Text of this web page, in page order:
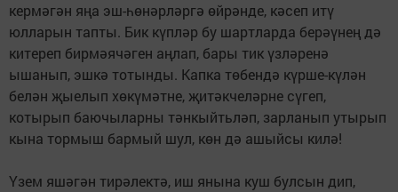
кермәгән яңа эш-һөнәрләргә өйрәнде, кәсеп итү
юлларын тапты. Бик күпләр бу шартларда берәүнең дә
китереп бирмәячәген аңлап, бары тик үзләренә
ышанып, эшкә тотынды. Капка төбендә күрше-күлән
белән җыелып хөкүмәтне, җитәкчеләрне сүгеп,
котырып баючыларны тәнкыйтьләп, зарланып утырып
кына тормыш бармый шул, көн дә ашыйсы килә!
Үзем яшәгән тирәлектә, иш янына куш булсын дип,